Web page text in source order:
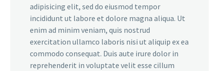
adipisicing elit, sed do eiusmod tempor
incididunt ut labore et dolore magna aliqua. Ut
enim ad minim veniam, quis nostrud
exercitation ullamco laboris nisi ut aliquip ex ea
commodo consequat. Duis aute irure dolor in
reprehenderit in voluptate velit esse cillum